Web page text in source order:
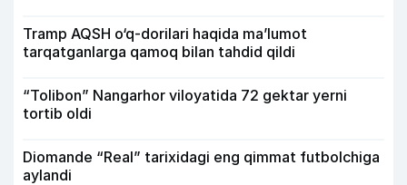
Tramp AQSH o‘q-dorilari haqida ma’lumot
tarqatganlarga qamoq bilan tahdid qildi
“Tolibon” Nangarhor viloyatida 72 gektar yerni
tortib oldi
Diomande “Real” tarixidagi eng qimmat futbolchiga
aylandi